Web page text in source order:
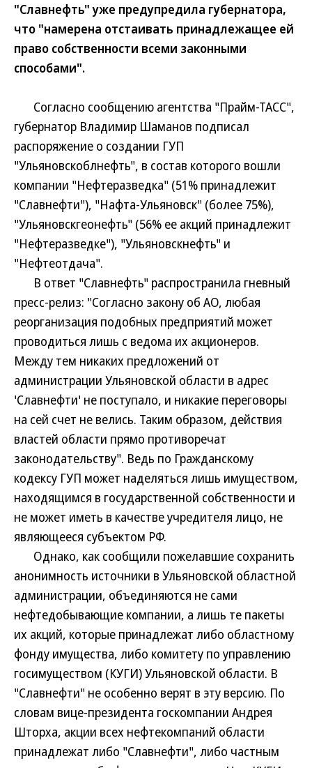
"Славнефть" уже предупредила губернатора,
что "намерена отстаивать принадлежащее ей
право собственности всеми законными
способами".
Согласно сообщению агентства "Прайм-ТАСС",
губернатор Владимир Шаманов подписал
распоряжение о создании ГУП
"Ульяновскоблнефть", в состав которого вошли
компании "Нефтеразведка" (51% принадлежит
"Славнефти"), "Нафта-Ульяновск" (более 75%),
"Ульяновскгеонефть" (56% ее акций принадлежит
"Нефтеразведке"), "Ульяновскнефть" и
"Нефтеотдача".
В ответ "Славнефть" распространила гневный
пресс-релиз: "Согласно закону об АО, любая
реорганизация подобных предприятий может
проводиться лишь с ведома их акционеров.
Между тем никаких предложений от
администрации Ульяновской области в адрес
'Славнефти' не поступало, и никакие переговоры
на сей счет не велись. Таким образом, действия
властей области прямо противоречат
законодательству". Ведь по Гражданскому
кодексу ГУП может наделяться лишь имуществом,
находящимся в государственной собственности и
не может иметь в качестве учредителя лицо, не
являющееся субъектом РФ.
Однако, как сообщили пожелавшие сохранить
анонимность источники в Ульяновской областной
администрации, объединяются не сами
нефтедобывающие компании, а лишь те пакеты
их акций, которые принадлежат либо областному
фонду имущества, либо комитету по управлению
госимуществом (КУГИ) Ульяновской области. В
"Славнефти" не особенно верят в эту версию. По
словам вице-президента госкомпании Андрея
Шторха, акции всех нефтекомпаний области
принадлежат либо "Славнефти", либо частным